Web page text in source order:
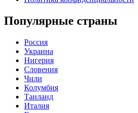
Популярные страны
Россия
Украина
Нигерия
Словения
Чили
Колумбия
Таиланд
Италия